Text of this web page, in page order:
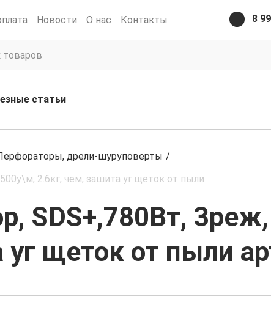
Новости О нас Контакты 8
статьи
дрели-шуруповерты /
2.6кг, чем, зашита уг щеток от пыли
SDS+,780Вт,
щеток от пыли